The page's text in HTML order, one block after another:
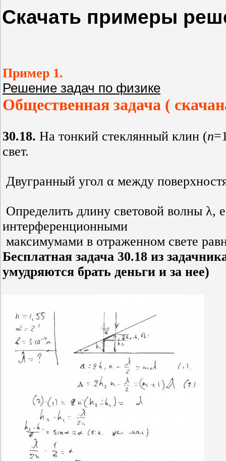
Скачать примеры
Пример 1.
Решение задач по физике
Общественная задача (
30.18. На тонкий стеклянный клин (n
свет.
Двугранный угол α между
Определить длину световой волны λ,
интерференционными
максимумами в отраженном свете
Бесплатная задача 30.18 из
умудряются брать деньги и за нее)